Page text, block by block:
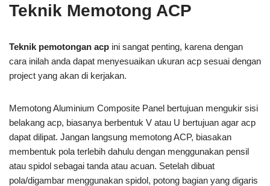
Teknik Memotong ACP
Teknik pemotongan acp ini sangat penting, karena dengan
cara inilah anda dapat menyesuaikan ukuran acp sesuai dengan
project yang akan di kerjakan.
Memotong Aluminium Composite Panel bertujuan mengukir sisi
belakang acp, biasanya berbentuk V atau U bertujuan agar acp
dapat dilipat. Jangan langsung memotong ACP, biasakan
membentuk pola terlebih dahulu dengan menggunakan pensil
atau spidol sebagai tanda atau acuan. Setelah dibuat
pola/digambar menggunakan spidol, potong bagian yang digaris